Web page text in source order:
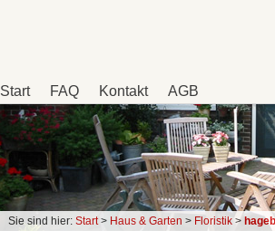
Start FAQ Kontakt AGB
Sie sind hier: Start> Haus & Garten > Floristik >